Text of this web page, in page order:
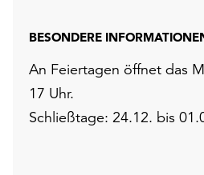
BESONDERE
An Feiertagen öffnet das
17 Uhr.
Schließtage: 24.12. bis